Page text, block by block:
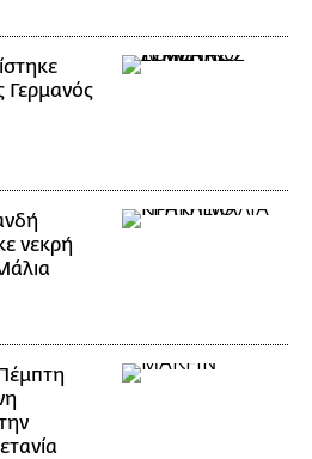
Γερμανός
νεκρή